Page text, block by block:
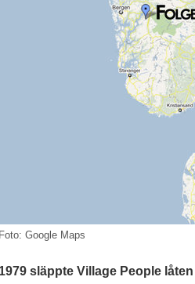
Foto: Google Maps
1979 släppte Village People låten